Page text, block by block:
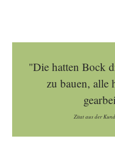
"Die hatten Bock
zu bauen, alle
Zitat aus der